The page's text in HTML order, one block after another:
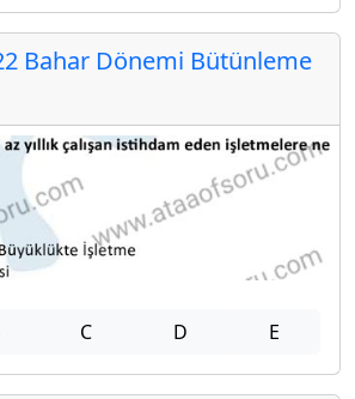
Bahar Dönemi Bütünleme
C D E